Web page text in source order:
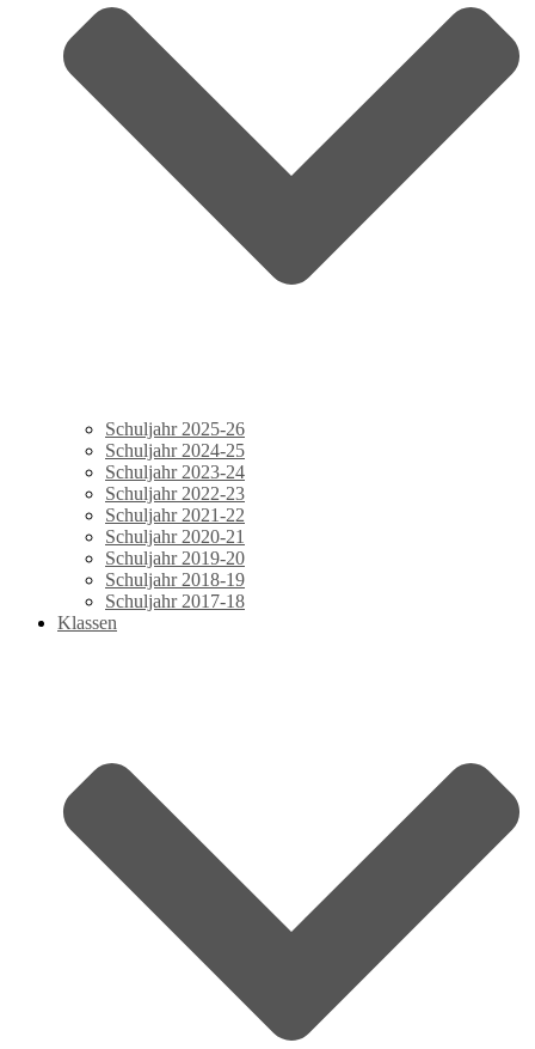
Schuljahr 2025-26
Schuljahr 2024-25
Schuljahr 2023-24
Schuljahr 2022-23
Schuljahr 2021-22
Schuljahr 2020-21
Schuljahr 2019-20
Schuljahr 2018-19
Schuljahr 2017-18
Klassen